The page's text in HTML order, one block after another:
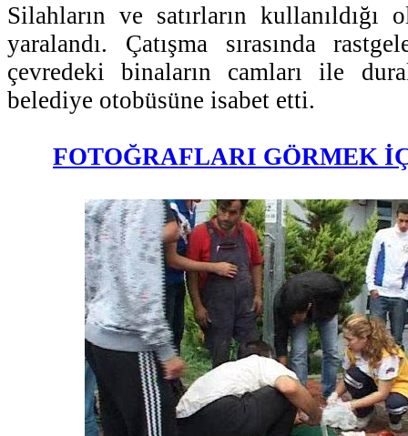
Silahların ve satırların kullanıldığı
yaralandı. Çatışma sırasında
çevredeki binaların camları ile
belediye otobüsüne isabet etti.
FOTOĞRAFLARI GÖRMEK